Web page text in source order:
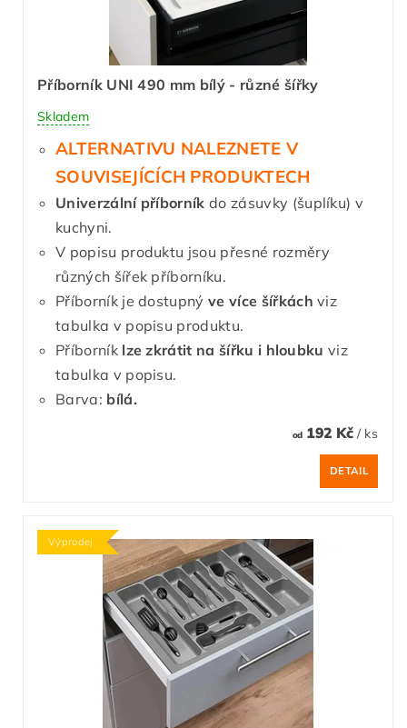
Příborník UNI 490 mm bílý - různé šířky
Skladem
ALTERNATIVU NALEZNETE V
SOUVISEJÍCÍCH PRODUKTECH
Univerzální příborník do zásuvky (šuplíku) v
kuchyni.
V popisu produktu jsou přesné rozměry
různých šířek příborníku.
Příborník je dostupnýve více šířkách viz
tabulka v popisu produktu.
Příborník lze zkrátit na šířku i hloubkuviz
tabulka v popisu.
Barva: bílá.
od192 Kč / ks
DETAIL
Výprodej